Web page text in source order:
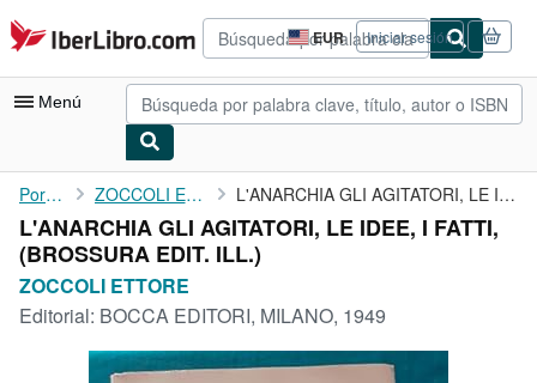
Pasar al contenido principal
IberLibro.com EUR
Preferencias
de
compra
del
Iniciar sesión
Menú
Mi cuenta
Consultar mis pedidos
Búsqueda avanzada
Colecciones
Libros antiguos
Portada ZOCCOLI ETTORE L'ANARCHIA GLI AGITATORI, LE IDEE, I FATTI,
L'ANARCHIA GLI AGITATORI, LE IDEE, I FATTI,
(BROSSURA EDIT. ILL.)
ZOCCOLI ETTORE
Editorial: BOCCA EDITORI, MILANO, 1949